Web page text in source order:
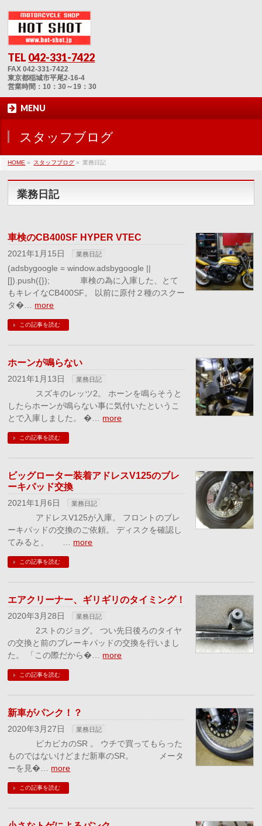
TEL 042-331-7422
FAX 042-331-7422
東京都稲城市平尾2-16-4
営業時間：10：30～19：30
MENU
スタッフブログ
HOME » スタッフブログ » 業務日記
業務日記
車検のCB400SF HYPER VTEC
2021年1月15日 業務日記
(adsbygoogle = window.adsbygoogle ||
[]).push({}); 車検の為に入庫した、とて
もキレイなCB400SF。 以前に原付２種のスクー
タ�… more
この記事を読む
ホーンが鳴らない
2021年1月13日 業務日記
スズキのレッツ2。 ホーンを鳴らそうと
したらホーンが鳴らない事に気付いたというこ
とで入庫しました。 �… more
この記事を読む
ビッグローター装着アドレスV125のブレ
ーキパッド交換
2021年1月6日 業務日記
アドレスV125が入庫。 フロントのブレ
ーキパッドの交換のご依頼。 ディスクを確認し
てみると、 … more
この記事を読む
エアクリーナー、ギリギリのタイミング！
2020年3月28日 業務日記
2ストのジョグ。 つい先日後ろのタイヤ
の交換と前のブレーキパッドの交換を行いまし
た。 「この際だから�… more
この記事を読む
新車がパンク！？
2020年3月27日 業務日記
ピカピカのSR 。 ウチで買ってもらった
ものではないけどまだ新車のSR。 メータ
ーを見�… more
この記事を読む